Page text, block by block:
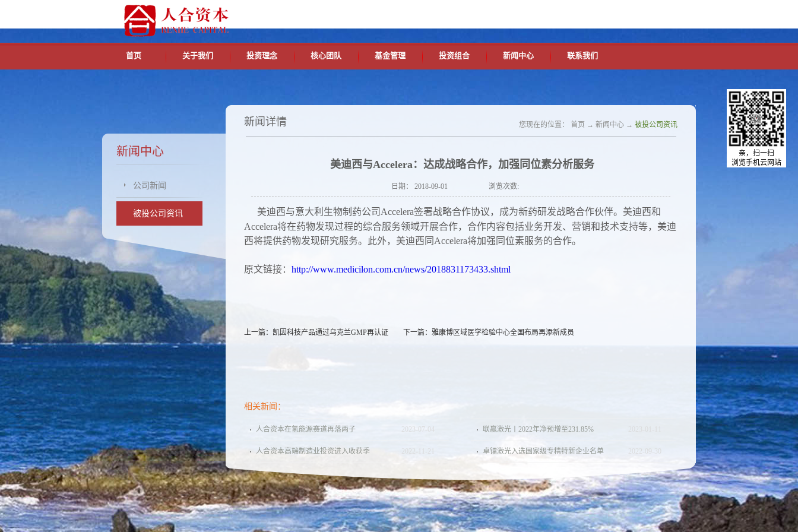
首页 关于我们 投资理念 核心团队 基金管理 投资组合 新闻中心 联系我们
新闻中心
公司新闻
被投公司资讯
新闻详情 您现在的位置： 首页 → 新闻中心 → 被投公司资讯
美迪西与Accelera：达成战略合作，加强同位素分析服务
日期： 2018-09-01 浏览次数:
美迪西与意大利生物制药公司Accelera签署战略合作协议，成为新药研发战略合作伙伴。美迪西和
Accelera将在药物发现过程的综合服务领域开展合作，合作内容包括业务开发、营销和技术支持等，美迪
西将提供药物发现研究服务。此外，美迪西同Accelera将加强同位素服务的合作。
原文链接： http://www.medicilon.com.cn/news/2018831173433.shtml
上一篇： 凯因科技产品通过乌克兰GMP再认证 下一篇： 雅康博区域医学检验中心全国布局再添新成员
相关新闻：
人合资本在氢能源赛道再落两子 2023 - 07- 04 联赢激光丨2022年净预增至231.85% 2023
人合资本高端制造业投资进入收获季 2022 - -21 卓镭激光入选国家级专精特新企业名单 2022- -30
亲，扫一扫
浏览手机云网站